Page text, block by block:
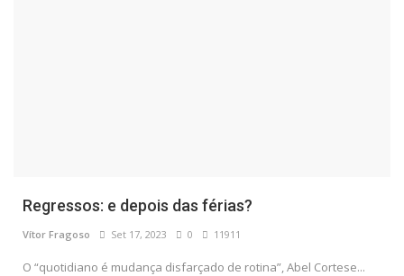
Regressos: e depois das férias?
Vítor Fragoso Set 17, 2023 0 11911
O “quotidiano é mudança disfarçado de rotina”, Abel Cortese...